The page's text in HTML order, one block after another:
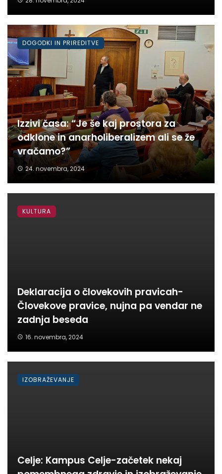
Izzivi časa: “Je še kaj prostora za
odklone in anarholiberalizem ali se že
vračamo?”
24. novembra, 2024
DOGODKI IN PRIREDITVE
Deklaracija o človekovih pravicah-
Človekove pravice, nujna pa vendar ne
zadnja beseda
16. novembra, 2024
KULTURA
Celje: Kampus Celje-začetek nekaj
IZOBRAŽEVANJE